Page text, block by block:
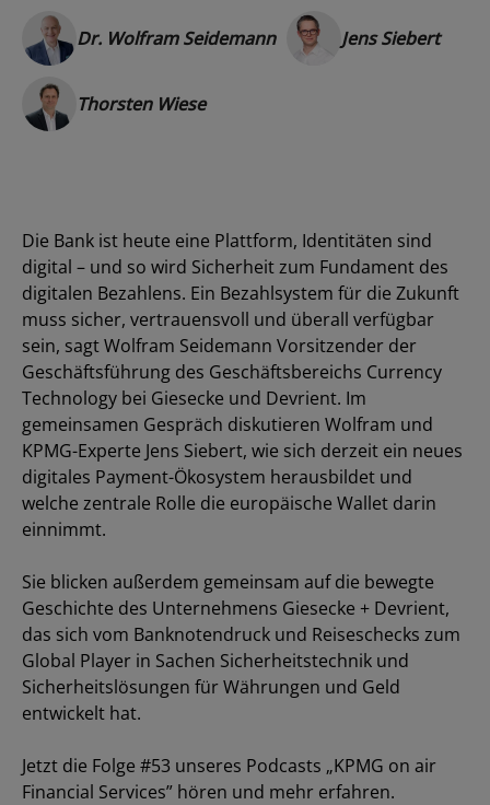
Dr. Wolfram Seidemann Jens Siebert
Thorsten Wiese
Die Bank ist heute eine Plattform, Identitäten sind
digital – und so wird Sicherheit zum Fundament des
digitalen Bezahlens. Ein Bezahlsystem für die Zukunft
muss sicher, vertrauensvoll und überall verfügbar
sein, sagt Wolfram Seidemann Vorsitzender der
Geschäftsführung des Geschäftsbereichs Currency
Technology bei Giesecke und Devrient. Im
gemeinsamen Gespräch diskutieren Wolfram und
KPMG-Experte Jens Siebert, wie sich derzeit ein neues
digitales Payment-Ökosystem herausbildet und
welche zentrale Rolle die europäische Wallet darin
einnimmt.
Sie blicken außerdem gemeinsam auf die bewegte
Geschichte des Unternehmens Giesecke + Devrient,
das sich vom Banknotendruck und Reiseschecks zum
Global Player in Sachen Sicherheitstechnik und
Sicherheitslösungen für Währungen und Geld
entwickelt hat.
Jetzt die Folge #53 unseres Podcasts „KPMG on air
Financial Services” hören und mehr erfahren.